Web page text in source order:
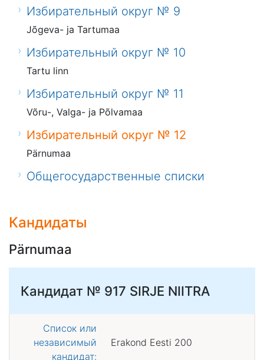
Избирательный округ № 9
Jõgeva- ja Tartumaa
Избирательный округ № 10
Tartu linn
Избирательный округ № 11
Võru-, Valga- ja Põlvamaa
Избирательный округ № 12
Pärnumaa
Общегосударственные списки
Кандидаты
Pärnumaa
Кандидат № 917 SIRJE NIITRA
Список или
независимый
кандидат:
Erakond Eesti 200